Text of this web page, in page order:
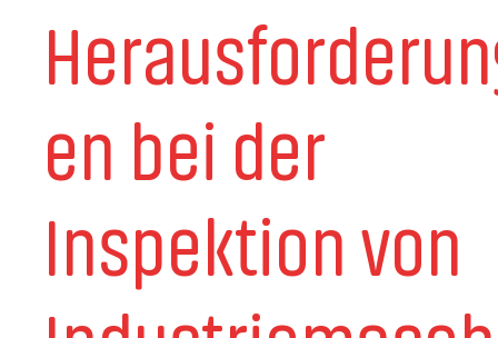
en bei der
Inspektion von